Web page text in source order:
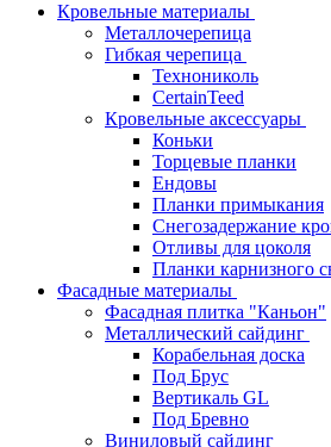
Кровельные материалы
Металлочерепица
Гибкая черепица
Технониколь
CertainTeed
Кровельные аксессуары
Коньки
Торцевые планки
Ендовы
Планки примыкания
Снегозадержание
Отливы для цоколя
Планки карнизного
Фасадные материалы
Фасадная плитка "Каньон"
Металлический сайдинг
Корабельная доска
Под Брус
Вертикаль GL
Под Бревно
Виниловый сайдинг